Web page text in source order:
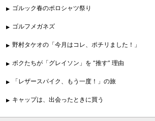
ゴルック春のポロシャツ祭り
ゴルフメガネズ
野村タケオの「今月はコレ、ポチリました！」
ボクたちが「グレイソン」を “推す” 理由
「レザースパイク、もう一度！」の旅
キャップは、出会ったときに買う